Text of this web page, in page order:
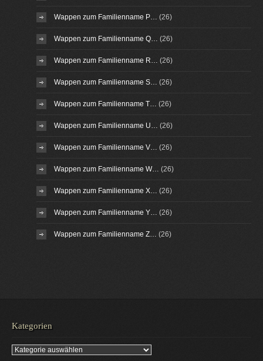
Wappen zum Familienname P… (26)
Wappen zum Familienname Q… (26)
Wappen zum Familienname R… (26)
Wappen zum Familienname S… (26)
Wappen zum Familienname T… (26)
Wappen zum Familienname U… (26)
Wappen zum Familienname V… (26)
Wappen zum Familienname W… (26)
Wappen zum Familienname X… (26)
Wappen zum Familienname Y… (26)
Wappen zum Familienname Z… (26)
Kategorien
Kategorien